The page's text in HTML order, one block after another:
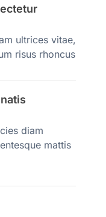
ultrices vitae,
risus rhoncus
diam
mattis